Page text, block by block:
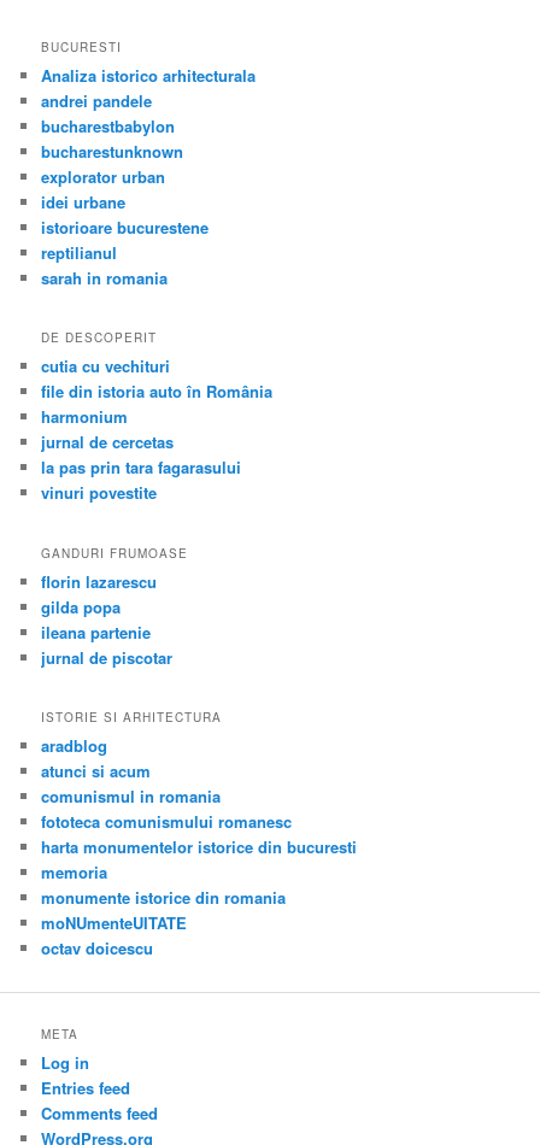
BUCURESTI
Analiza istorico arhitecturala
andrei pandele
bucharestbabylon
bucharestunknown
explorator urban
idei urbane
istorioare bucurestene
reptilianul
sarah in romania
DE DESCOPERIT
cutia cu vechituri
file din istoria auto în România
harmonium
jurnal de cercetas
la pas prin tara fagarasului
vinuri povestite
GANDURI FRUMOASE
florin lazarescu
gilda popa
ileana partenie
jurnal de piscotar
ISTORIE SI ARHITECTURA
aradblog
atunci si acum
comunismul in romania
fototeca comunismului romanesc
harta monumentelor istorice din bucuresti
memoria
monumente istorice din romania
moNUmenteUITATE
octav doicescu
META
Log in
Entries feed
Comments feed
WordPress.org